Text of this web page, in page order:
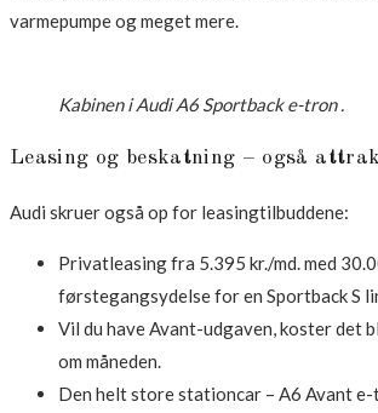
varmepumpe og meget mere.
Kabinen i Audi A6 Sportback e-tron .
Leasing og beskatning – også
Audi skruer også op for leasingtilbuddene:
Privatleasing fra 5.395 kr./md. med
førstegangsydelse for en Sportback S
Vil du have Avant-udgaven, koster det
om måneden.
Den helt store stationcar – A6 Avant